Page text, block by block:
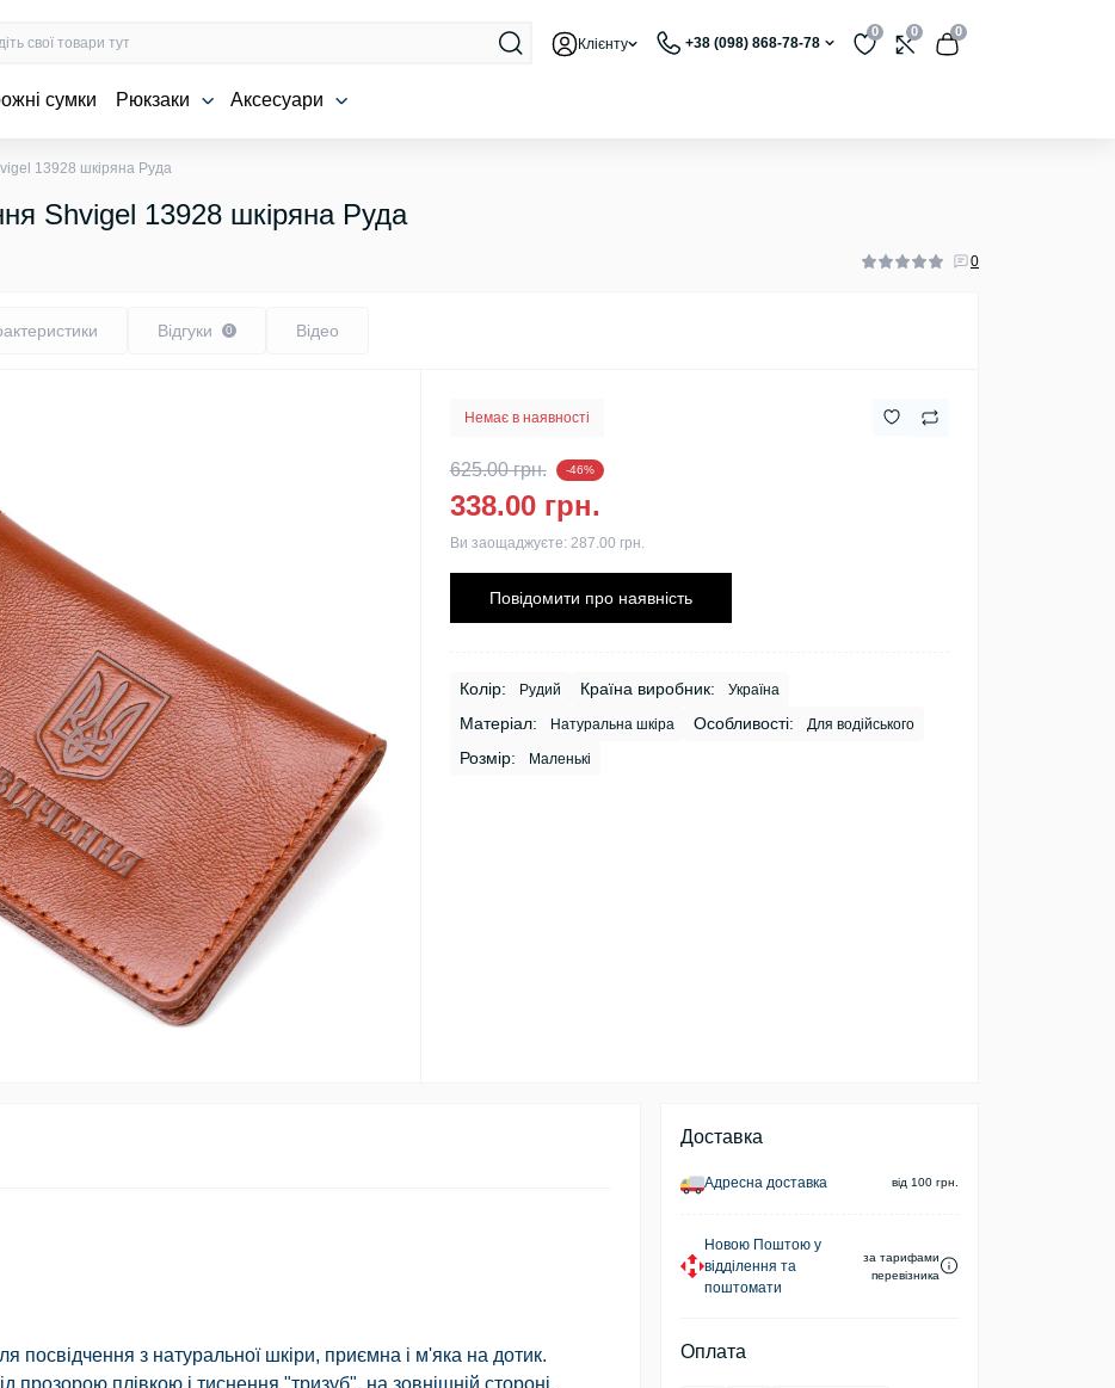
Клієнту +38 (098) 868-78-78
0 0 0
сумки Рюкзаки Аксесуари
13928 шкіряна Руда
Shvigel 13928 шкіряна Руда
0
Відгуки 0 Відео
Немає в наявності
625.00 грн. -46%
338.00 грн.
Ви заощаджуєте: 287.00 грн.
Повідомити про наявність
Колір: Рудий Країна виробник: Україна
Матеріал: Натуральна шкіра Особливості: Для водійського
Розмір: Маленькі
Доставка
Адресна доставка від 100 грн.
Новою Поштою у
відділення та
поштомати
за тарифами
перевізника
Оплата
посвідчення з натуральної шкіри, приємна і м'яка на дотик.
прозорою плівкою і тиснення "тризуб", на зовнішній стороні.